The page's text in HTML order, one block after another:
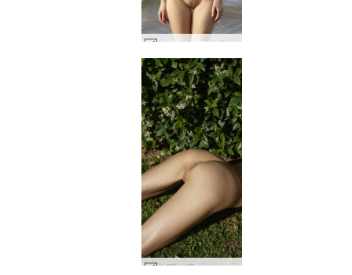
リョウネン ビーチ妖精 #35
公園で裸のインガ #61